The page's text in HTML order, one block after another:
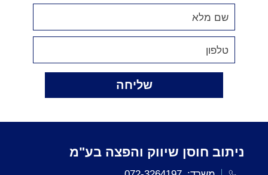
שליחה
ניתוב חוסן שיווק והפצה בע"מ